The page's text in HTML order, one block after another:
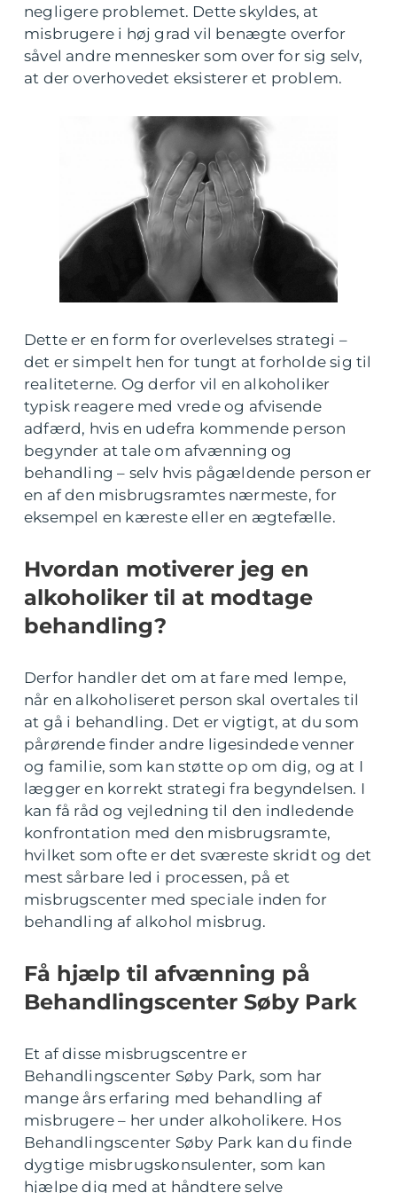
negligere problemet. Dette skyldes, at
misbrugere i høj grad vil benægte overfor
såvel andre mennesker som over for sig selv,
at der overhovedet eksisterer et problem.
Dette er en form for overlevelses strategi –
det er simpelt hen for tungt at forholde sig til
realiteterne. Og derfor vil en alkoholiker
typisk reagere med vrede og afvisende
adfærd, hvis en udefra kommende person
begynder at tale om afvænning og
behandling – selv hvis pågældende person er
en af den misbrugsramtes nærmeste, for
eksempel en kæreste eller en ægtefælle.
Hvordan motiverer jeg en
alkoholiker til at modtage
behandling?
Derfor handler det om at fare med lempe,
når en alkoholiseret person skal overtales til
at gå i behandling. Det er vigtigt, at du som
pårørende finder andre ligesindede venner
og familie, som kan støtte op om dig, og at I
lægger en korrekt strategi fra begyndelsen. I
kan få råd og vejledning til den indledende
konfrontation med den misbrugsramte,
hvilket som ofte er det sværeste skridt og det
mest sårbare led i processen, på et
misbrugscenter med speciale inden for
behandling af alkohol misbrug.
Få hjælp til afvænning på
Behandlingscenter Søby Park
Et af disse misbrugscentre er
Behandlingscenter Søby Park, som har
mange års erfaring med behandling af
misbrugere – her under alkoholikere. Hos
Behandlingscenter Søby Park kan du finde
dygtige misbrugskonsulenter, som kan
hjælpe dig med at håndtere selve